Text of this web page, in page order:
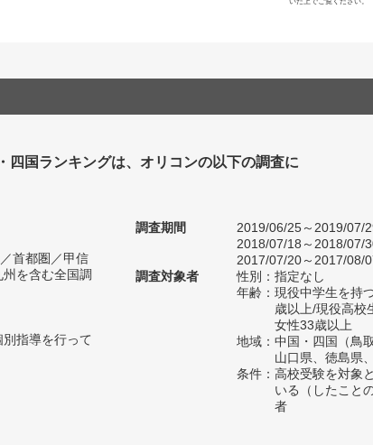
四国ランキングは、オリコンの以下の調査に
首都圏／甲信
を含む全国調
指導を行って
調査期間
2019/06/25～2019/07/
2018/07/18～2018/07/
2017/07/20～2017/08/
調査対象者
性別：指定なし
年齢：現役中学生を持
歳以上/現役高校
女性33歳以上
地域：中国・四国（鳥
山口県、徳島県
条件：高校受験を対象
いる（したこと
者